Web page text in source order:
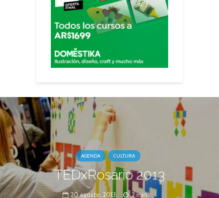
AGENDA CULTURA
TEDxRosario 2013
20 agosto, 2013 2 min.